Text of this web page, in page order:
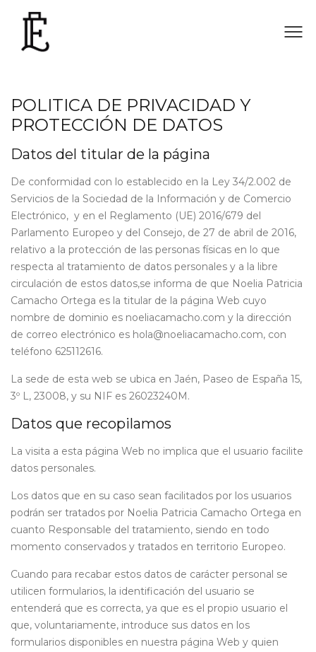
POLITICA DE PRIVACIDAD Y
PROTECCIÓN DE DATOS
Datos del titular de la página
De conformidad con lo establecido en la Ley 34/2.002 de
Servicios de la Sociedad de la Información y de Comercio
Electrónico, y en el Reglamento (UE) 2016/679 del
Parlamento Europeo y del Consejo, de 27 de abril de 2016,
relativo a la protección de las personas físicas en lo que
respecta al tratamiento de datos personales y a la libre
circulación de estos datos,se informa de que Noelia Patricia
Camacho Ortega es la titular de la página Web cuyo
nombre de dominio es noeliacamacho.com y la dirección
de correo electrónico es hola@noeliacamacho.com, con
teléfono 625112616.
La sede de esta web se ubica en Jaén, Paseo de España 15,
3º L, 23008, y su NIF es 26023240M.
Datos que recopilamos
La visita a esta página Web no implica que el usuario facilite
datos personales.
Los datos que en su caso sean facilitados por los usuarios
podrán ser tratados por Noelia Patricia Camacho Ortega en
cuanto Responsable del tratamiento, siendo en todo
momento conservados y tratados en territorio Europeo.
Cuando para recabar estos datos de carácter personal se
utilicen formularios, la identificación del usuario se
entenderá que es correcta, ya que es el propio usuario el
que, voluntariamente, introduce sus datos en los
formularios disponibles en nuestra página Web y quien